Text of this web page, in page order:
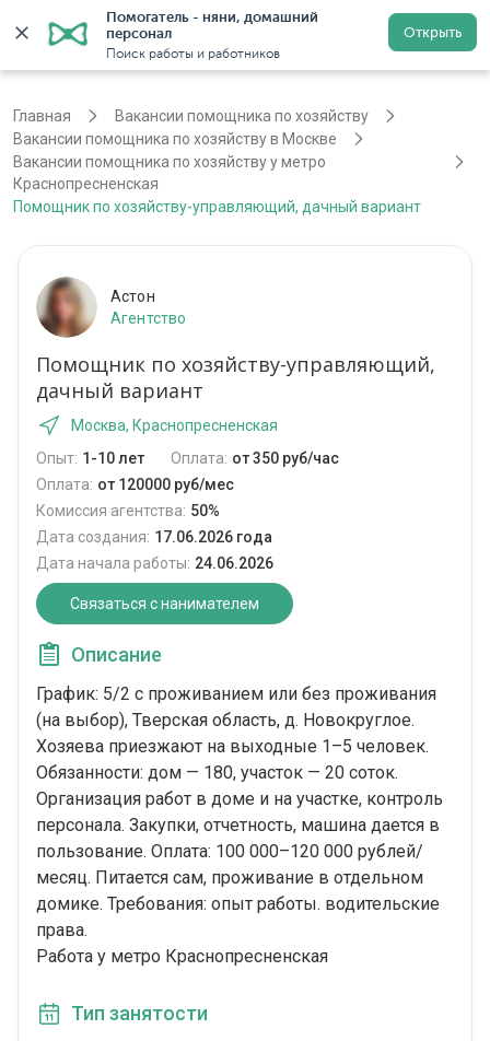
Помогатель - няни, домашний
персонал
Поиск работы и работников
Открыть
Регистрация
Главная
Вакансии помощника по хозяйству
Вакансии помощника по хозяйству в Москве
Вакансии помощника по хозяйству у метро
Краснопресненская
Помощник по хозяйству-управляющий, дачный вариант
Астон
Агентство
Помощник по хозяйству-управляющий,
дачный вариант
Москва, Краснопресненская
Опыт: 1-10 лет Оплата: от 350 руб/час
Оплата: от 120000 руб/мес
Комиссия агентства: 50%
Дата создания: 17.06.2026 года
Дата начала работы: 24.06.2026
Связаться с нанимателем
Описание
График: 5/2 с проживанием или без проживания
(на выбор), Тверская область, д. Новокруглое.
Хозяева приезжают на выходные 1–5 человек.
Обязанности: дом — 180, участок — 20 соток.
Организация работ в доме и на участке, контроль
персонала. Закупки, отчетность, машина дается в
пользование. Оплата: 100 000–120 000 рублей/
месяц. Питается сам, проживание в отдельном
домике. Требования: опыт работы. водительские
права.
Работа у метро Краснопресненская
Тип занятости